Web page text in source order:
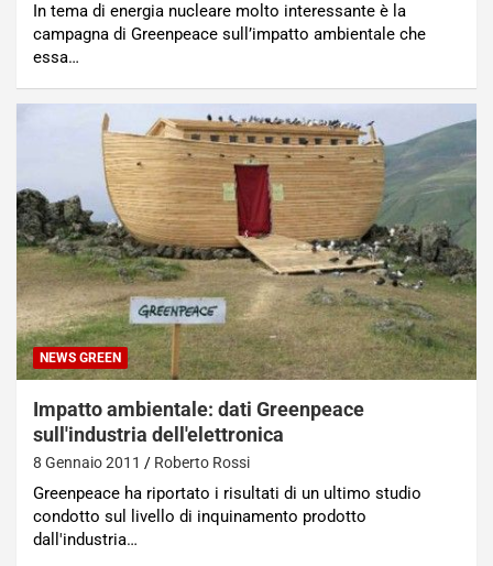
In tema di energia nucleare molto interessante è la
campagna di Greenpeace sull’impatto ambientale che
essa…
NEWS GREEN
Impatto ambientale: dati Greenpeace
sull'industria dell'elettronica
8 Gennaio 2011 Roberto Rossi
Greenpeace ha riportato i risultati di un ultimo studio
condotto sul livello di inquinamento prodotto
dall'industria…